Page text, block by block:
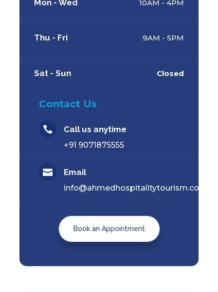
Mon - Wed 10AM - 4PM
Thu - Fri 9AM - 5PM
Sat - Sun Closed
Contact Us
 Call us anytime
+91 9071875555
 Email
info@ahmedhospitalitytourism.com
Book an Appointment